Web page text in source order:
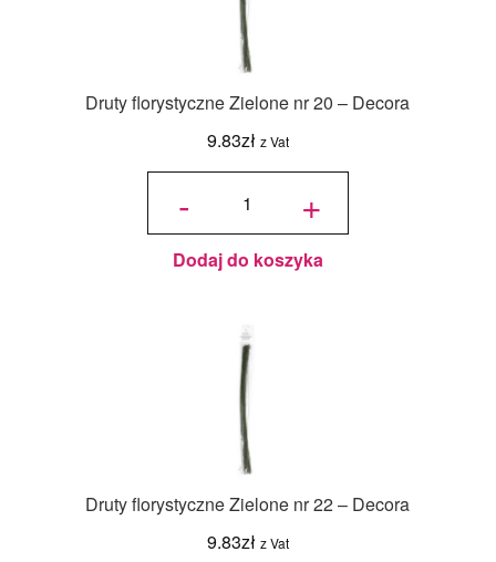
Druty florystyczne Zielone nr 20 – Decora
9.83zł z Vat
-
ilość Druty
20 - Decora +
Dodaj do koszyka
Druty florystyczne Zielone nr 22 – Decora
9.83zł z Vat